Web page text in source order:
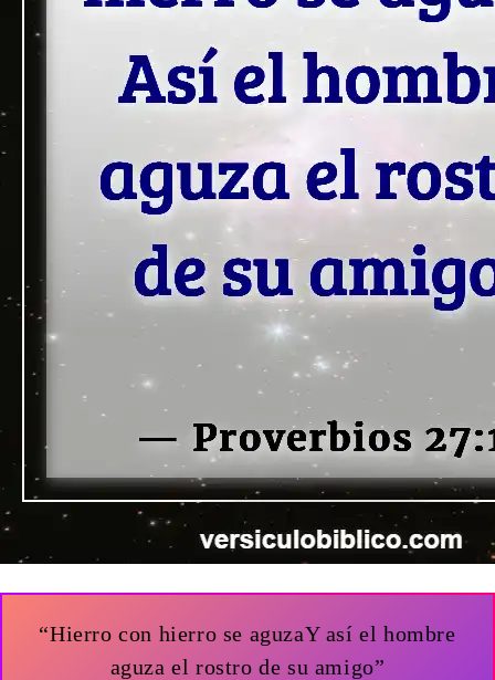
“Hierro con hierro se aguzaY así el hombre
aguza el rostro de su amigo”